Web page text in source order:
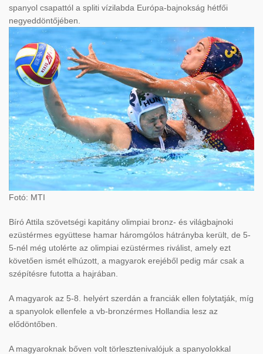
spanyol csapattól a spliti vízilabda Európa-bajnokság hétfői
negyeddöntőjében.
Fotó: MTI
Bíró Attila szövetségi kapitány olimpiai bronz- és világbajnoki
ezüstérmes együttese hamar háromgólos hátrányba került, de 5-
5-nél még utolérte az olimpiai ezüstérmes riválist, amely ezt
követően ismét elhúzott, a magyarok erejéből pedig már csak a
szépítésre futotta a hajrában.
A magyarok az 5-8. helyért szerdán a franciák ellen folytatják, míg
a spanyolok ellenfele a vb-bronzérmes Hollandia lesz az
elődöntőben.
A magyaroknak bőven volt törlesztenivalójuk a spanyolokkal